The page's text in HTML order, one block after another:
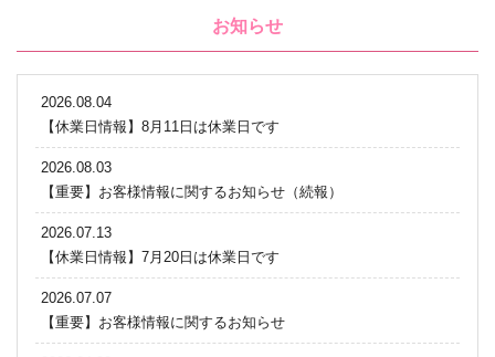
お知らせ
2026.08.04
【休業日情報】8月11日は休業日です
2026.08.03
【重要】お客様情報に関するお知らせ（続報）
2026.07.13
【休業日情報】7月20日は休業日です
2026.07.07
【重要】お客様情報に関するお知らせ